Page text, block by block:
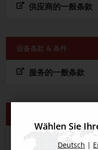
供应商的一般条款
设备条款 & 条件
服务的一般条款
基于云的软件使用
Wählen Sie
Deutsch |